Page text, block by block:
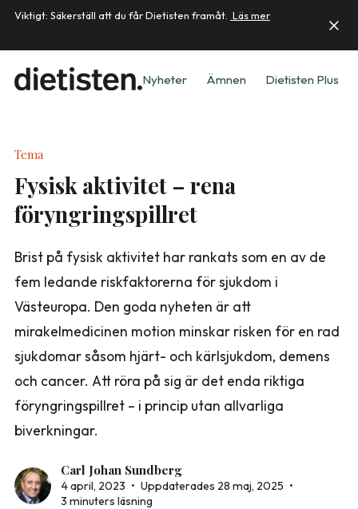
Viktigt: Säkerställ att du får Dietisten framåt. Läs mer
Nyheter Ämnen Dietisten Plus
Tema
Fysisk aktivitet – rena
föryngringspillret
Brist på fysisk aktivitet har rankats som en av de
fem ledande risk­faktorerna för sjukdom i
Västeuropa. Den goda nyheten är att
mirakelmedicinen motion minskar risken för en rad
sjukdomar såsom hjärt- och kärlsjukdom, demens
och cancer. Att röra på sig är det enda riktiga
föryngringspillret – i princip utan allvarliga
biverkningar.
Carl Johan Sundberg
4 april, 2023 • Uppdaterades 28 maj, 2025 •
3 minuters läsning